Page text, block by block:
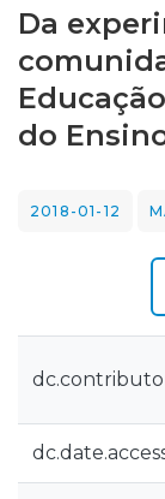
Statistics
Da
do
2018-01-12